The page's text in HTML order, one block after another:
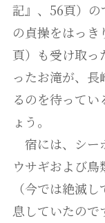
記』、56頁）
の貞操をはっ
頁）も受け取っ
ったお滝が、
るのを待って
ょう。
宿には、シー
ウサギおよび
（今では絶滅
息していたので